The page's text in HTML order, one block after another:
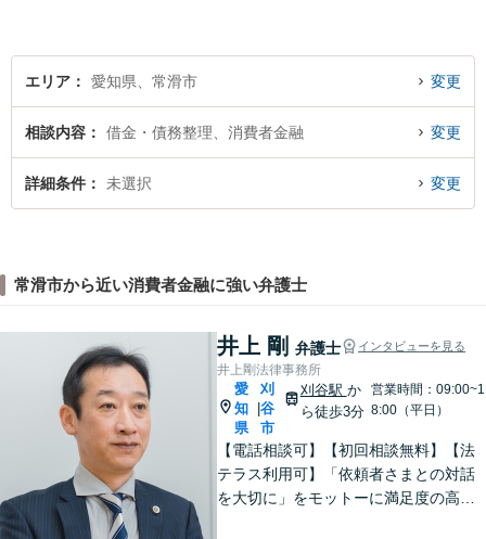
エリア 愛知県、常滑市 変更
相談内容 借金・債務整理、消費者金融 変更
詳細条件 未選択 変更
常滑市から近い消費者金融に強い弁護士
井上 剛 弁護士 インタビューを見る
井上剛法律事務所
愛
知
県
刈
谷
市
刈谷駅 か
ら徒歩3分
営業時間：09:00~1
8:00（平日）
【電話相談可】【初回相談無料】【法
テラス利用可】「依頼者さまとの対話
を大切に」をモットーに満足度の高い